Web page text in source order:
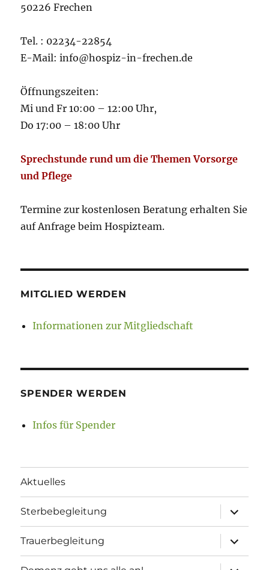
50226 Frechen
Tel. : 02234-22854
E-Mail: info@hospiz-in-frechen.de
Öffnungszeiten:
Mi und Fr 10:00 – 12:00 Uhr,
Do 17:00 – 18:00 Uhr
Sprechstunde rund um die Themen Vorsorge
und Pflege
Termine zur kostenlosen Beratung erhalten Sie
auf Anfrage beim Hospizteam.
MITGLIED WERDEN
Informationen zur Mitgliedschaft
SPENDER WERDEN
Infos für Spender
Aktuelles
Sterbebegleitung
öffnen
Trauerbegleitung
öffnen